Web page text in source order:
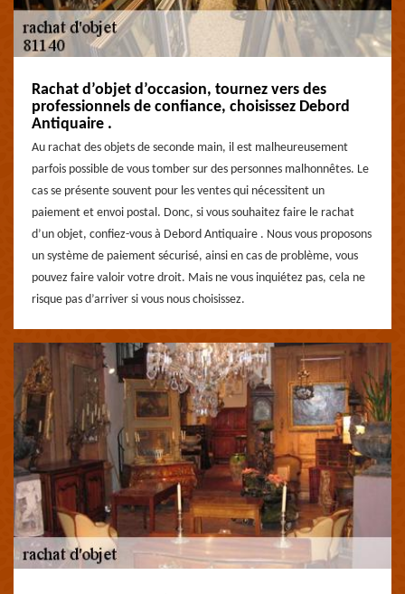
Rachat d’objet d’occasion, tournez vers des
professionnels de confiance, choisissez Debord
Antiquaire .
Au rachat des objets de seconde main, il est malheureusement
parfois possible de vous tomber sur des personnes malhonnêtes. Le
cas se présente souvent pour les ventes qui nécessitent un
paiement et envoi postal. Donc, si vous souhaitez faire le rachat
d’un objet, confiez-vous à Debord Antiquaire . Nous vous proposons
un système de paiement sécurisé, ainsi en cas de problème, vous
pouvez faire valoir votre droit. Mais ne vous inquiétez pas, cela ne
risque pas d’arriver si vous nous choisissez.